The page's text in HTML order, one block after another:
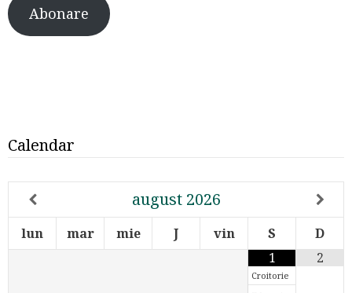
Abonare
Calendar
august 2026
lun mar mie J vin S
D
1
Croitorie
2